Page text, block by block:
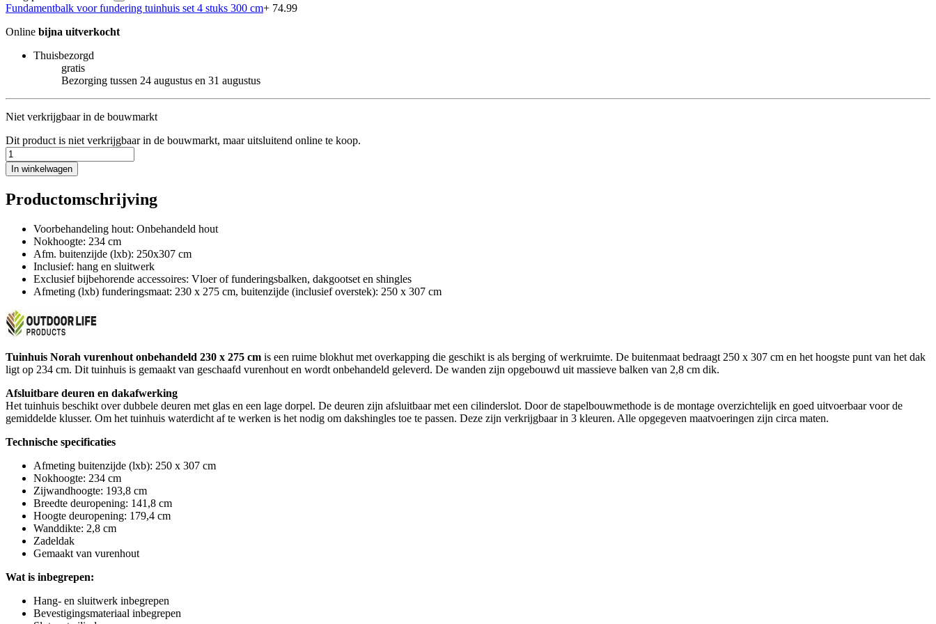
Fundamentbalk voor fundering tuinhuis set 4 stuks 300 cm+ 74.99
Online bijna uitverkocht
Thuisbezorgd
gratis
Bezorging tussen 24 augustus en 31 augustus
Niet verkrijgbaar in de bouwmarkt
Dit product is niet verkrijgbaar in de bouwmarkt, maar uitsluitend online te koop.
In winkelwagen
Productomschrijving
Voorbehandeling hout: Onbehandeld hout
Nokhoogte: 234 cm
Afm. buitenzijde (lxb): 250x307 cm
Inclusief: hang en sluitwerk
Exclusief bijbehorende accessoires: Vloer of funderingsbalken, dakgootset en shingles
Afmeting (lxb) funderingsmaat: 230 x 275 cm, buitenzijde (inclusief overstek): 250 x 307 cm
Tuinhuis Norah vurenhout onbehandeld 230 x 275 cm is een ruime blokhut met overkapping die geschikt is als berging of werkruimte. De buitenmaat bedraagt 250 x 307 cm en het hoogste punt van het dak
ligt op 234 cm. Dit tuinhuis is gemaakt van geschaafd vurenhout en wordt onbehandeld geleverd. De wanden zijn opgebouwd uit massieve balken van 2,8 cm dik.
Afsluitbare deuren en dakafwerking
Het tuinhuis beschikt over dubbele deuren met glas en een lage dorpel. De deuren zijn afsluitbaar met een cilinderslot. Door de stapelbouwmethode is de montage overzichtelijk en goed uitvoerbaar voor de
gemiddelde klusser. Om het tuinhuis waterdicht af te werken is het nodig om dakshingles toe te passen. Deze zijn verkrijgbaar in 3 kleuren. Alle opgegeven maatvoeringen zijn circa maten.
Technische specificaties
Afmeting buitenzijde (lxb): 250 x 307 cm
Nokhoogte: 234 cm
Zijwandhoogte: 193,8 cm
Breedte deuropening: 141,8 cm
Hoogte deuropening: 179,4 cm
Wanddikte: 2,8 cm
Zadeldak
Gemaakt van vurenhout
Wat is inbegrepen:
Hang- en sluitwerk inbegrepen
Bevestigingsmateriaal inbegrepen